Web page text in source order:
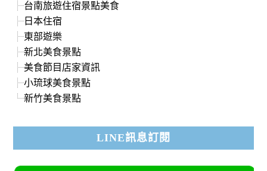
台南旅遊住宿景點美食
日本住宿
東部遊樂
新北美食景點
美食節目店家資訊
小琉球美食景點
新竹美食景點
LINE訊息訂閱